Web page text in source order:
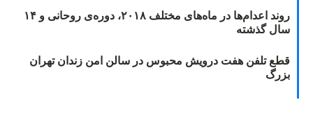
روند اعدام‌ها در ماه‌های مختلف ۲۰۱۸، دوره‌ی روحانی و ۱۴
سال گذشته
قطع تلفن هفت درویش محبوس در سالن امن زندان تهران
بزرگ